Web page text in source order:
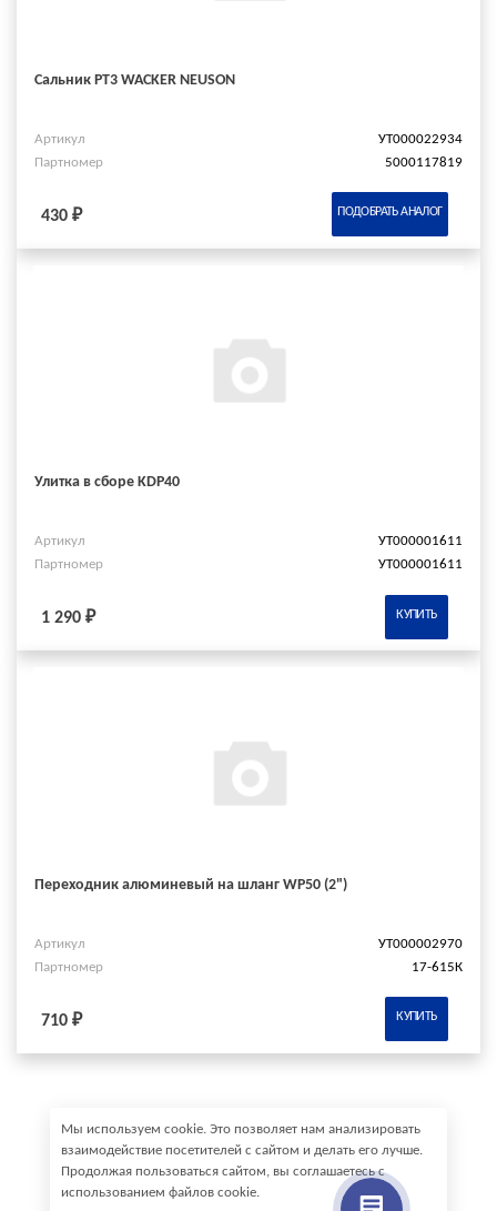
Сальник PT3 WACKER NEUSON
Артикул
УТ000022934
Партномер
5000117819
430 ₽ ПОДОБРАТЬ АНАЛОГ
Улитка в сборе KDP40
Артикул
УТ000001611
Партномер
УТ000001611
1 290 ₽ КУПИТЬ
Переходник алюминевый на шланг WP50 (2")
Артикул
УТ000002970
Партномер
17-615К
710 ₽ КУПИТЬ
Мы используем cookie. Это позволяет нам анализировать
взаимодействие посетителей с сайтом и делать его лучше.
Продолжая пользоваться сайтом, вы соглашаетесь с
использованием файлов cookie.